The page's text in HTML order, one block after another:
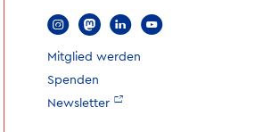
l f n y
Mitglied werden
Spenden
Newsletter